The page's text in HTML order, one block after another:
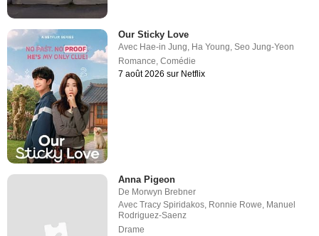
Our Sticky Love
Avec Hae-in Jung, Ha Young,Seo Jung-Yeon
Romance,Comédie
7 août 2026 sur Netflix
Anna Pigeon
De Morwyn Brebner
AvecTracy Spiridakos Ronnie Rowe Manuel
Rodriguez-Saenz
Drame